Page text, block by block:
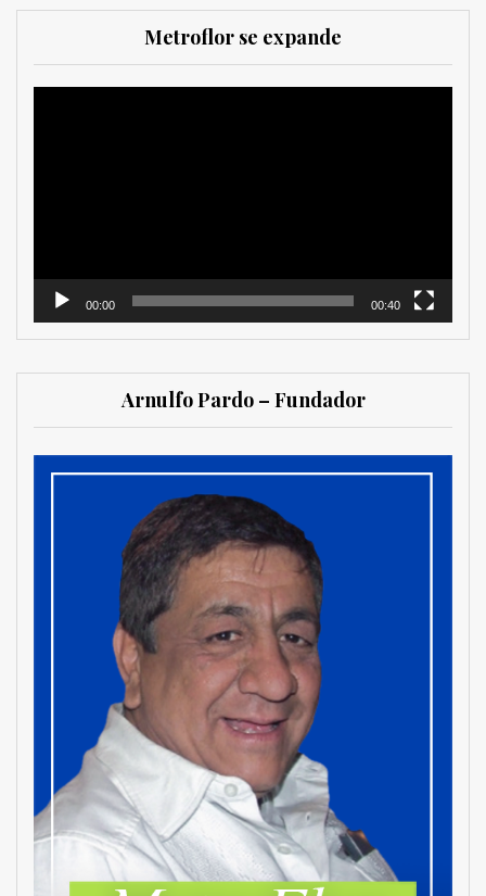
Metroflor se expande
00:00 00:40
Arnulfo Pardo – Fundador